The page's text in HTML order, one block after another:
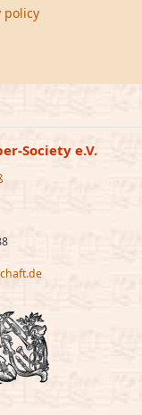
policy
Society e.V.